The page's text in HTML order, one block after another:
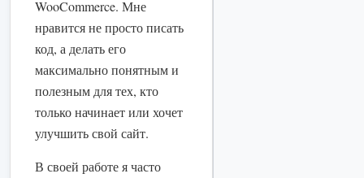
WooCommerce. Мне
нравится не просто писать
код, а делать его
максимально понятным и
полезным для тех, кто
только начинает или хочет
улучшить свой сайт.
В своей работе я часто